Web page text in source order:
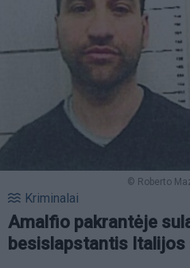
© Roberto
Kriminalai
Amalfio pakrantėje
besislapstantis